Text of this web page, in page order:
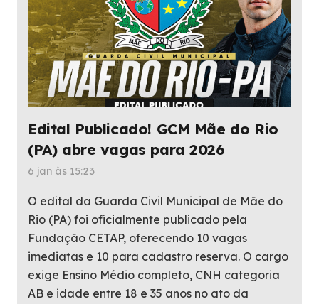
Edital Publicado! GCM Mãe do Rio
(PA) abre vagas para 2026
6 jan às 15:23
O edital da Guarda Civil Municipal de Mãe do
Rio (PA) foi oficialmente publicado pela
Fundação CETAP, oferecendo 10 vagas
imediatas e 10 para cadastro reserva. O cargo
exige Ensino Médio completo, CNH categoria
AB e idade entre 18 e 35 anos no ato da